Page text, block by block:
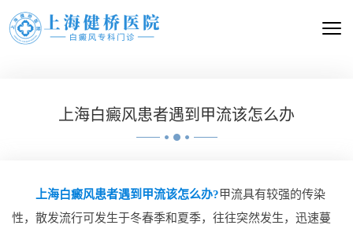
上海白癜风患者遇到甲流该怎么办
上海白癜风患者遇到甲流该怎么办?甲流具有较强的传染
性，散发流行可发生于冬春季和夏季，往往突然发生，迅速蔓